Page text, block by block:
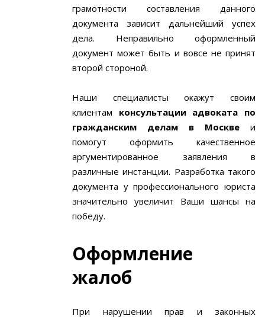
грамотности составления данного
документа зависит дальнейший успех
дела. Неправильно оформленный
документ может быть и вовсе не принят
второй стороной.
Наши специалисты окажут своим
клиентам консультации адвоката по
гражданским делам в Москве и
помогут оформить качественное
аргументированное заявления в
различные инстанции. Разработка такого
документа у профессионального юриста
значительно увеличит Ваши шансы на
победу.
Оформление
жалоб
При нарушении прав и законных